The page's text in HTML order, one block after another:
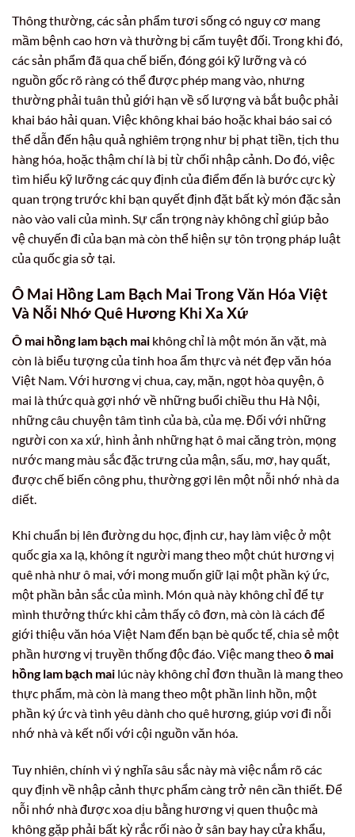
Thông thường, các sản phẩm tươi sống có nguy cơ mang
mầm bệnh cao hơn và thường bị cấm tuyệt đối. Trong khi đó,
các sản phẩm đã qua chế biến, đóng gói kỹ lưỡng và có
nguồn gốc rõ ràng có thể được phép mang vào, nhưng
thường phải tuân thủ giới hạn về số lượng và bắt buộc phải
khai báo hải quan. Việc không khai báo hoặc khai báo sai có
thể dẫn đến hậu quả nghiêm trọng như bị phạt tiền, tịch thu
hàng hóa, hoặc thậm chí là bị từ chối nhập cảnh. Do đó, việc
tìm hiểu kỹ lưỡng các quy định của điểm đến là bước cực kỳ
quan trọng trước khi bạn quyết định đặt bất kỳ món đặc sản
nào vào vali của mình. Sự cẩn trọng này không chỉ giúp bảo
vệ chuyến đi của bạn mà còn thể hiện sự tôn trọng pháp luật
của quốc gia sở tại.
Ô Mai Hồng Lam Bạch Mai Trong Văn Hóa Việt
Và Nỗi Nhớ Quê Hương Khi Xa Xứ
Ô mai hồng lam bạch mai không chỉ là một món ăn vặt, mà
còn là biểu tượng của tinh hoa ẩm thực và nét đẹp văn hóa
Việt Nam. Với hương vị chua, cay, mặn, ngọt hòa quyện, ô
mai là thức quà gợi nhớ về những buổi chiều thu Hà Nội,
những câu chuyện tâm tình của bà, của mẹ. Đối với những
người con xa xứ, hình ảnh những hạt ô mai căng tròn, mọng
nước mang màu sắc đặc trưng của mận, sấu, mơ, hay quất,
được chế biến công phu, thường gợi lên một nỗi nhớ nhà da
diết.
Khi chuẩn bị lên đường du học, định cư, hay làm việc ở một
quốc gia xa lạ, không ít người mang theo một chút hương vị
quê nhà như ô mai, với mong muốn giữ lại một phần ký ức,
một phần bản sắc của mình. Món quà này không chỉ để tự
mình thưởng thức khi cảm thấy cô đơn, mà còn là cách để
giới thiệu văn hóa Việt Nam đến bạn bè quốc tế, chia sẻ một
phần hương vị truyền thống độc đáo. Việc mang theoô mai
hồng lam bạch mai lúc này không chỉ đơn thuần là mang theo
thực phẩm, mà còn là mang theo một phần linh hồn, một
phần ký ức và tình yêu dành cho quê hương, giúp vơi đi nỗi
nhớ nhà và kết nối với cội nguồn văn hóa.
Tuy nhiên, chính vì ý nghĩa sâu sắc này mà việc nắm rõ các
quy định về nhập cảnh thực phẩm càng trở nên cần thiết. Để
nỗi nhớ nhà được xoa dịu bằng hương vị quen thuộc mà
không gặp phải bất kỳ rắc rối nào ở sân bay hay cửa khẩu,